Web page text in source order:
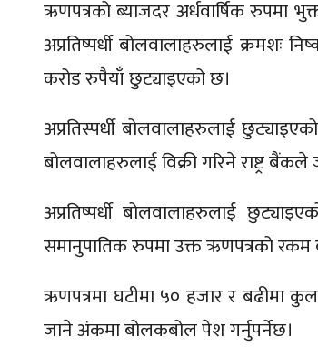
ऋणपत्रको ब्याजदर अर्धवार्षिक रुपमा
अप्रतिष्पर्धी बोलवालाहरुलाई क्रमशः
करोड रुपैयाँ छुट्याइएको छ।
अप्रतिस्पर्धी बोलवालाहरुलाई
बोलवालाहरुलाई विक्री गरिने राष्ट्र
अप्रतिष्पर्धी बोलवालाहरुलाई
समानुपातिक रुपमा उक्त ऋणपत्रको
ऋणपत्रमा घटीमा ५० हजार र बढीमा
जाने अंकमा बोलकबोल पेश गर्नुपर्नेछ।